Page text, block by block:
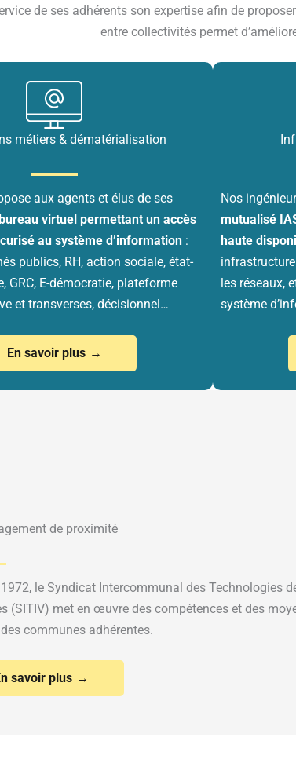
de ses adhérents son expertise afin de
entre collectivités permet
métiers & dématérialisation
aux agents et élus de ses
bureau virtuel permettant un accès
au système d’information:
publics, RH, action sociale, état-
GRC, E-démocratie, plateforme
et transverses, décisionnel…
En savoir plus
Nos
mutualisé
haute
les réseaux,
système
de proximité
le Syndicat Intercommunal des Technologies
(SITIV) met en œuvre des compétences et des
communes adhérentes.
savoir plus